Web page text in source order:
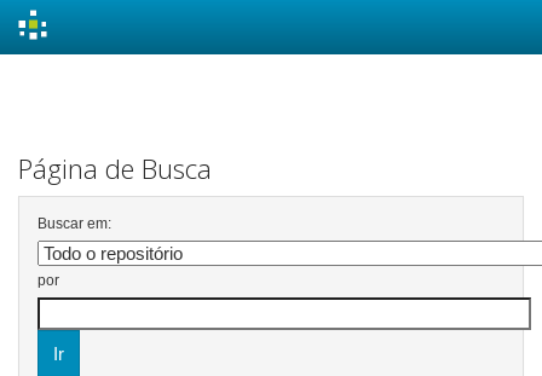
Página de Busca
Buscar em:
por